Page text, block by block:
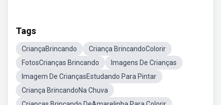
Tags
CriançaBrincando
Criança BrincandoColorir
FotosCrianças Brincando
Imagens De Crianças
Imagem De CriançasEstudando Para Pintar
Criança BrincandoNa Chuva